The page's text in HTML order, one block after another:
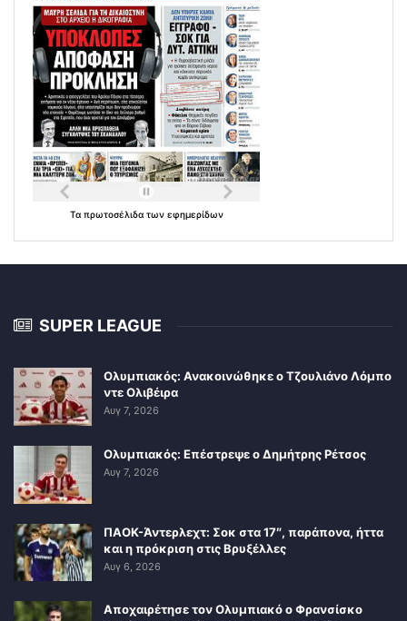
Τα πρωτοσέλιδα των εφημερίδων
SUPER LEAGUE
Ολυμπιακός: Ανακοινώθηκε ο Τζουλιάνο Λόμπο
ντε Ολιβέιρα
Αυγ 7, 2026
Ολυμπιακός: Επέστρεψε ο Δημήτρης Ρέτσος
Αυγ 7, 2026
ΠΑΟΚ-Άντερλεχτ: Σοκ στα 17″, παράπονα, ήττα
και η πρόκριση στις Βρυξέλλες
Αυγ 6, 2026
Αποχαιρέτησε τον Ολυμπιακό ο Φρανσίσκο